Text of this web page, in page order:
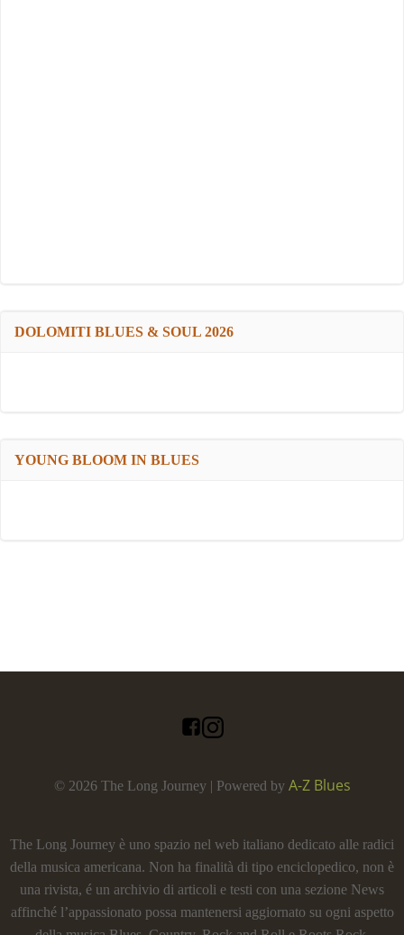
DOLOMITI BLUES & SOUL 2026
YOUNG BLOOM IN BLUES
© 2026 The Long Journey | Powered by A-Z Blues
The Long Journey è uno spazio nel web italiano dedicato alle radici
della musica americana. Non ha finalità di tipo enciclopedico, non è
una rivista, é un archivio di articoli e testi con una sezione News
affinché l’appassionato possa mantenersi aggiornato su ogni aspetto